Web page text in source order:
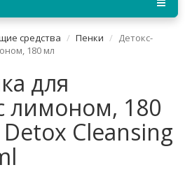
средства Пенки
Детокс-
180 мл
для
лимоном, 180
Cleansing